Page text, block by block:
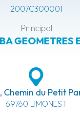
2007C300001
Principal
GEOMETRES
Chemin du Petit
69760 LIMONEST